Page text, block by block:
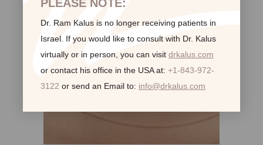
PLEASE NOTE:
Dr. Ram Kalus is no longer receiving patients in
Israel. If you would like to consult with Dr. Kalus
virtually or in person, you can visit drkalus.com
or contact his office in the USA at: +1-843-972-
3122 or send an Email to: info@drkalus.com